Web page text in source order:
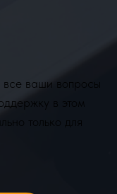
все ваши вопросы
в этом
только для